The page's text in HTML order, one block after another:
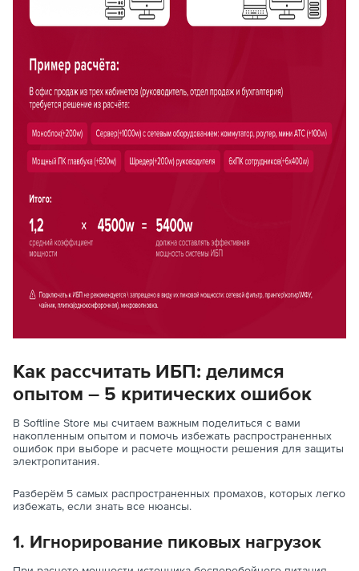
Как рассчитать ИБП: делимся
опытом – 5 критических ошибок
В Softline Store мы считаем важным поделиться с вами
накопленным опытом и помочь избежать распространенных
ошибок при выборе и расчете мощности решения для защиты
электропитания.
Разберём 5 самых распространенных промахов, которых легко
избежать, если знать все нюансы.
1. Игнорирование пиковых нагрузок